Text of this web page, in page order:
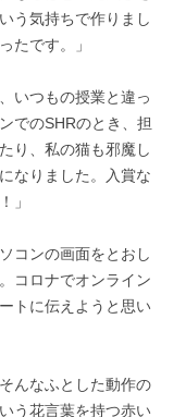
う気持ちで作りまし
たです。」
いつもの授業と違っ
でのSHRのとき、担
り、私の猫も邪魔し
なりました。入賞な
」
コンの画面をとおし
コロナでオンライン
トに伝えようと思い
んなふとした動作の
う花言葉を持つ赤い